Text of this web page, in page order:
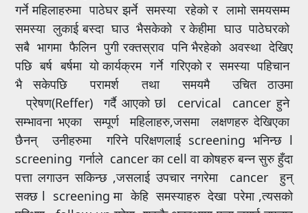
गर्ने महिलाहरुमा पाठेघर झर्ने समस्या रहेको र लामो समयसम्म
समस्या लुकाई बस्दा घाउ भैसकेको र केहीमा घाउ पाठेघरको
सबै भागमा फैलिन पुगी रक्तस्राव पनि भैरहेको अवस्था देखिए
पछि बर्ष बर्षमा यो कार्यक्रम गर्ने गरिएको र समस्या पहिचान
भै सकेपछि परामर्श तथा समयमै उचित ठाउमा
प्रेषण(Reffer) गर्दै आएको छl cervical cancer हुने
सम्भावना भएका सम्पूर्ण महिलाहरु,जसमा लक्षणहरु देखिएका
छैनन् उनीहरुमा गरिने परिक्षणलाई screening भनिन्छ l
screening गर्नाले cancer का cell वा कोषहरु बन्न सुरु हुँदा
पत्ता लगाउन सकिन्छ ,जसलाई उपचार नगरेमा cancer हुन्
सक्छ l screening मा केहि समस्याहरु देखा परेमा ,त्यसको